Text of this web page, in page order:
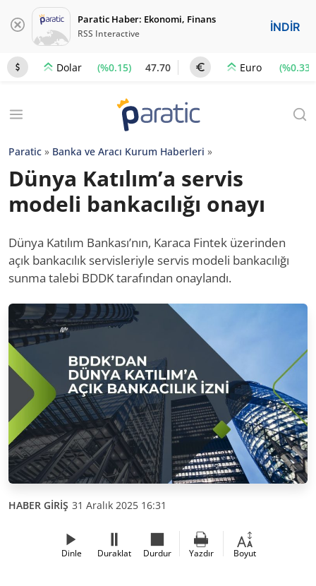
Paratic Haber: Ekonomi, Finans
RSS Interactive İNDİR
Dolar (%0.15) 47.70 Euro (%0.33)
Paratic » Banka ve Aracı Kurum Haberleri »
Dünya Katılım’a servis
modeli bankacılığı onayı
Dünya Katılım Bankası’nın, Karaca Fintek üzerinden
açık bankacılık servisleriyle servis modeli bankacılığı
sunma talebi BDDK tarafından onaylandı.
HABER GİRİŞ 31 Aralık 2025 16:31
Dinle Duraklat Durdur Yazdır Boyut